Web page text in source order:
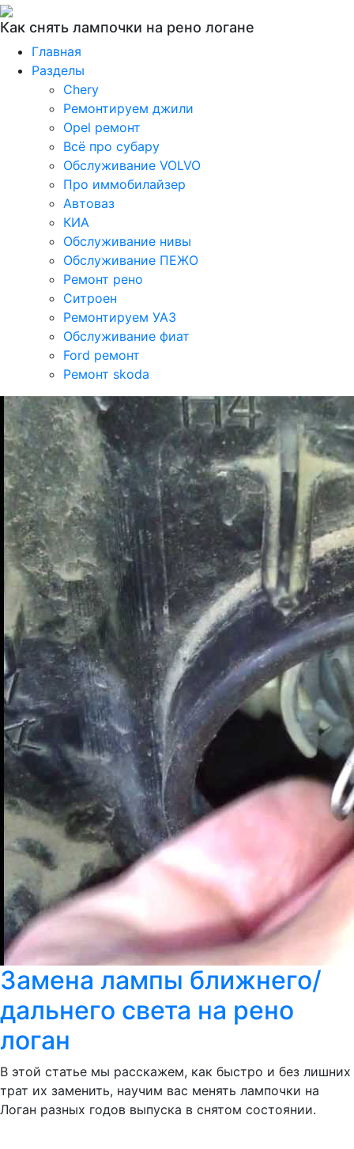
Как снять лампочки на рено логане
Главная
Разделы
Chery
Ремонтируем джили
Opel ремонт
Всё про субару
Обслуживание VOLVO
Про иммобилайзер
Автоваз
КИА
Обслуживание нивы
Обслуживание ПЕЖО
Ремонт рено
Ситроен
Ремонтируем УАЗ
Обслуживание фиат
Ford ремонт
Ремонт skoda
Замена лампы ближнего/
дальнего света на рено
логан
В этой статье мы расскажем, как быстро и без лишних
трат их заменить, научим вас менять лампочки на
Логан разных годов выпуска в снятом состоянии.